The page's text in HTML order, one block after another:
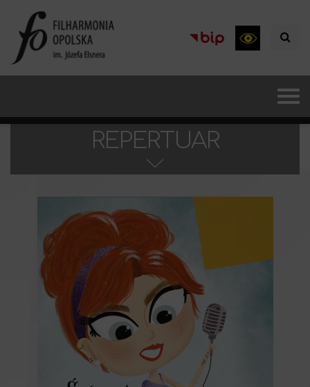
REPERTUAR